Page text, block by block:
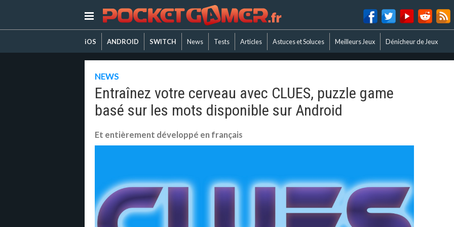
iOS ANDROID SWITCH News Tests Articles Astuces et Soluces Meilleurs Jeux Dénicheur de Jeux
NEWS
Entraînez votre cerveau avec CLUES, puzzle game
basé sur les mots disponible sur Android
Et entièrement développé en français